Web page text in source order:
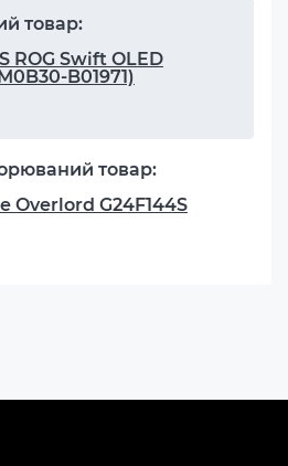
товар:
ROG Swift OLED
B01971)
товар:
Overlord G24F144S